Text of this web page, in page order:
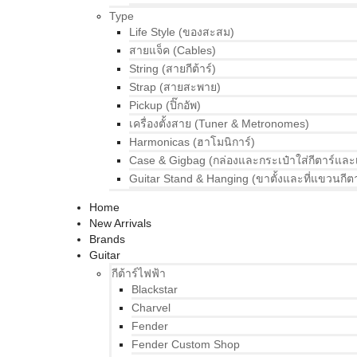
Type
Life Style (ของสะสม)
สายแจ็ค (Cables)
String (สายกีต้าร์)
Strap (สายสะพาย)
Pickup (ปิ๊กอัพ)
เครื่องตั้งสาย (Tuner & Metronomes)
Harmonicas (ฮาโมนิการ์)
Case & Gigbag (กล่องและกระเป๋าใส่กีตาร์และ
Guitar Stand & Hanging (ขาตั้งและที่แขวนกีต
Home
New Arrivals
Brands
Guitar
กีต้าร์ไฟฟ้า
Blackstar
Charvel
Fender
Fender Custom Shop